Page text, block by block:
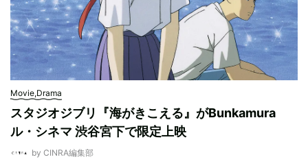
Movie,Drama
スタジオジブリ『海がきこえる』がBunkamura
ル・シネマ 渋谷宮下で限定上映
by CINRA編集部